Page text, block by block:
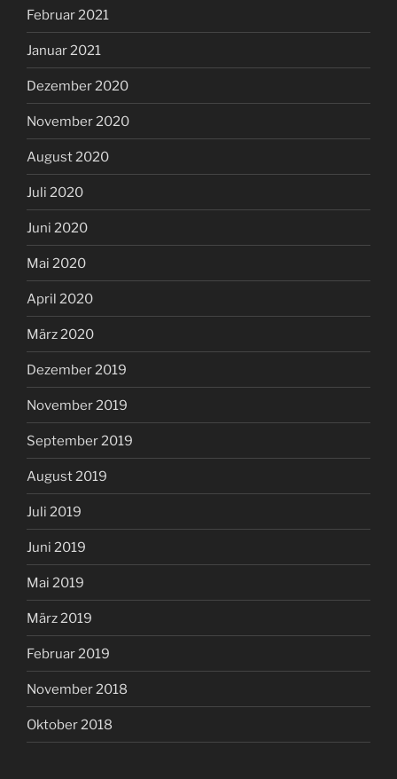
Februar 2021
Januar 2021
Dezember 2020
November 2020
August 2020
Juli 2020
Juni 2020
Mai 2020
April 2020
März 2020
Dezember 2019
November 2019
September 2019
August 2019
Juli 2019
Juni 2019
Mai 2019
März 2019
Februar 2019
November 2018
Oktober 2018